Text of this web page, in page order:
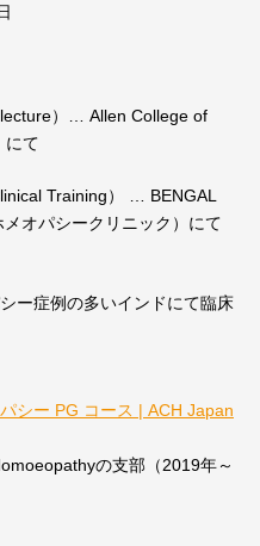
lecture）… Allen College of
にて
Training） … BENGAL
オパシークリニック）にて
ー症例の多いインドにて臨床
シー PG コース | ACH Japan
の支部（2019年～